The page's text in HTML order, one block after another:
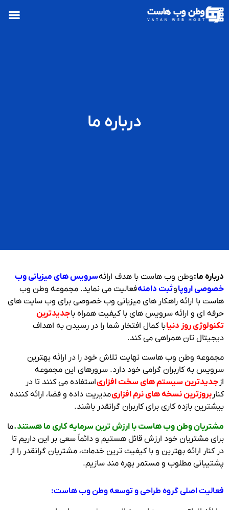
درباره ما
درباره ما:وطن وب هاست با هدف ارائهسرویس های میزبانی وب
خصوصی اروپاوثبت دامنهفعالیت می نماید. مجموعه وطن وب
هاست با ارائه راهکار های میزبانی وب خصوصی برای وب سایت های
حرفه ای و ارائه سرویس های با کیفیت همراه باجدیدترین
تکنولوژی روز دنیابا کمال افتخار شما را در رسیدن به اهداف
دیجیتال تان همراهی می کند.
مجموعه وطن وب هاست نهایت تلاش خود را در ارائه بهترین
سرویس به کاربران گرامی خود دارد. سرورهای این مجموعه
از جدیدترین سیستم های سخت افزاریاستفاده می کنند تا در
کنار بروزترین نسخه های نرم افزاریمدیریت داده و فضا، ارائه کننده
بیشترین بازده کاری برای کاربران گرانقدر باشند.
مشتریان وطن وب هاست با ارزش ترین سرمایه کاری ما هستند.ما
برای مشتریان خود ارزش قائل هستیم و دائماً سعی بر این داریم تا
در کنار ارائه بهترین و با کیفیت ترین خدمات، مشتریان گرانقدر را از
پشتیبانی مطلوب و مستمر بهره مند سازیم.
فعالیت اصلی گروه طراحی و توسعه وطن وب هاست: